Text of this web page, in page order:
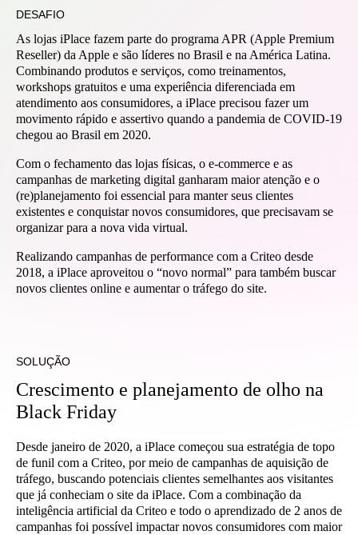
DESAFIO
As lojas iPlace fazem parte do programa APR (Apple Premium
Reseller) da Apple e são líderes no Brasil e na América Latina.
Combinando produtos e serviços, como treinamentos,
workshops gratuitos e uma experiência diferenciada em
atendimento aos consumidores, a iPlace precisou fazer um
movimento rápido e assertivo quando a pandemia de COVID-19
chegou ao Brasil em 2020.
Com o fechamento das lojas físicas, o e-commerce e as
campanhas de marketing digital ganharam maior atenção e o
(re)planejamento foi essencial para manter seus clientes
existentes e conquistar novos consumidores, que precisavam se
organizar para a nova vida virtual.
Realizando campanhas de performance com a Criteo desde
2018, a iPlace aproveitou o “novo normal” para também buscar
novos clientes online e aumentar o tráfego do site.
SOLUÇÃO
Crescimento e planejamento de olho na
Black Friday
Desde janeiro de 2020, a iPlace começou sua estratégia de topo
de funil com a Criteo, por meio de campanhas de aquisição de
tráfego, buscando potenciais clientes semelhantes aos visitantes
que já conheciam o site da iPlace. Com a combinação da
inteligência artificial da Criteo e todo o aprendizado de 2 anos de
campanhas foi possível impactar novos consumidores com maior